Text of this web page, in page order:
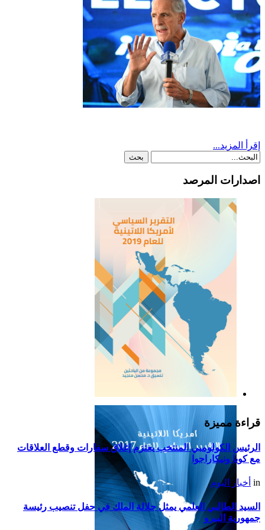
إقرأ المزيد...
اصدارات المرصد
التقرير السياسي لأمريكا
اللاتينية للعام 2019
قراءة مميزة
الرئيس الكولومبي المنتخب يعتزم إغلاق سفارات وقطع العلاقات
مع كوبا ونيكاراجوا
in أخبار اليوم
السيد الطالبي العلمي يمثل جلالة الملك في حفل تنصيب رئيسة
جمهورية البيرو